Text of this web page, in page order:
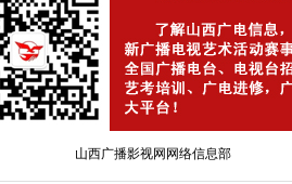
山西广播影视网网络信息部